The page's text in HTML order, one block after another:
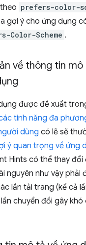
prefers-color-
gợi ý cho ứng dụng
Color-Scheme .
về thông tin mô
được đề xuất
tính năng đa
dùng có lẽ sẽ
ý quan trọng về ứng
Hints có thể thay đổi
nguyên như vậy phải
lần tải trang (kể cả
chuyển đổi gây